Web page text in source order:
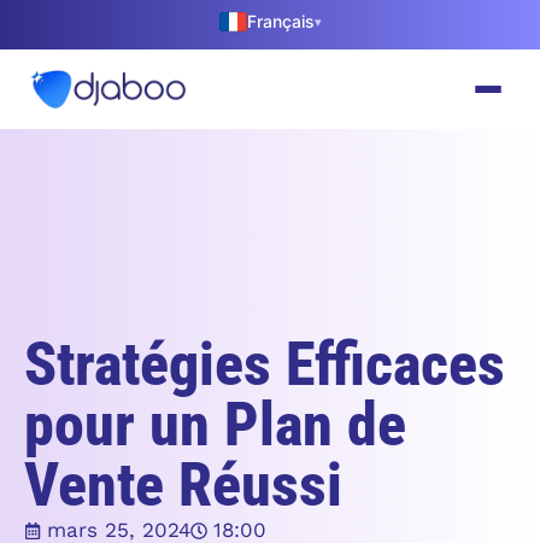
Français▾
Stratégies Efficaces
pour un Plan de
Vente Réussi
mars 25, 2024 18:00